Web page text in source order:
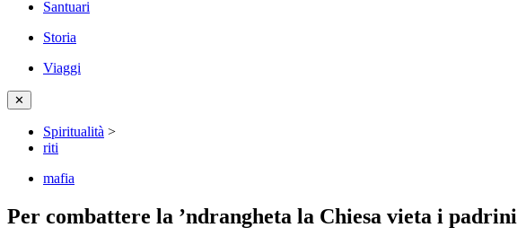
Santuari
Storia
Viaggi
✕
Spiritualità >
riti
mafia
Per combattere la ’ndrangheta la Chiesa vieta i padrini